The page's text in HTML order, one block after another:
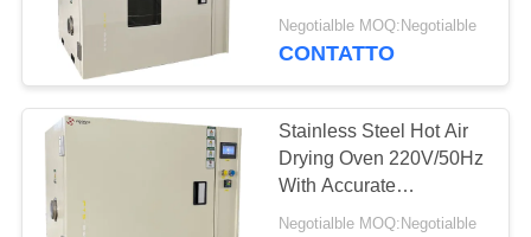
Forno di
essicazione di aria
Temperature Control
Negotialble MOQ:Negotialble
CONTATTO
Stainless Steel Hot Air
Drying Oven 220V/50Hz
With Accurate
Temperature Control
Negotialble MOQ:Negotialble